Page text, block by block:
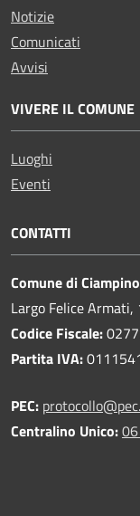
Notizie
Comunicati
Avvisi
VIVERE IL COMUNE
Luoghi
Eventi
CONTATTI
Comune di Ciampino
Largo Felice
Codice Fiscale:
Partita IVA:
PEC:
Centralino Unico: